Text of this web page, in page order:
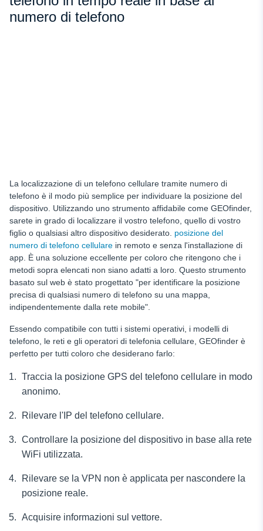
numero di telefono
La localizzazione di un telefono cellulare tramite numero di
telefono è il modo più semplice per individuare la posizione del
dispositivo. Utilizzando uno strumento affidabile come GEOfinder,
sarete in grado di localizzare il vostro telefono, quello di vostro
figlio o qualsiasi altro dispositivo desiderato. posizione del
numero di telefono cellulare in remoto e senza l'installazione di
app. È una soluzione eccellente per coloro che ritengono che i
metodi sopra elencati non siano adatti a loro. Questo strumento
basato sul web è stato progettato "per identificare la posizione
precisa di qualsiasi numero di telefono su una mappa,
indipendentemente dalla rete mobile".
Essendo compatibile con tutti i sistemi operativi, i modelli di
telefono, le reti e gli operatori di telefonia cellulare, GEOfinder è
perfetto per tutti coloro che desiderano farlo:
Traccia la posizione GPS del telefono cellulare in modo
anonimo.
Rilevare l'IP del telefono cellulare.
Controllare la posizione del dispositivo in base alla rete
WiFi utilizzata.
Rilevare se la VPN non è applicata per nascondere la
posizione reale.
Acquisire informazioni sul vettore.